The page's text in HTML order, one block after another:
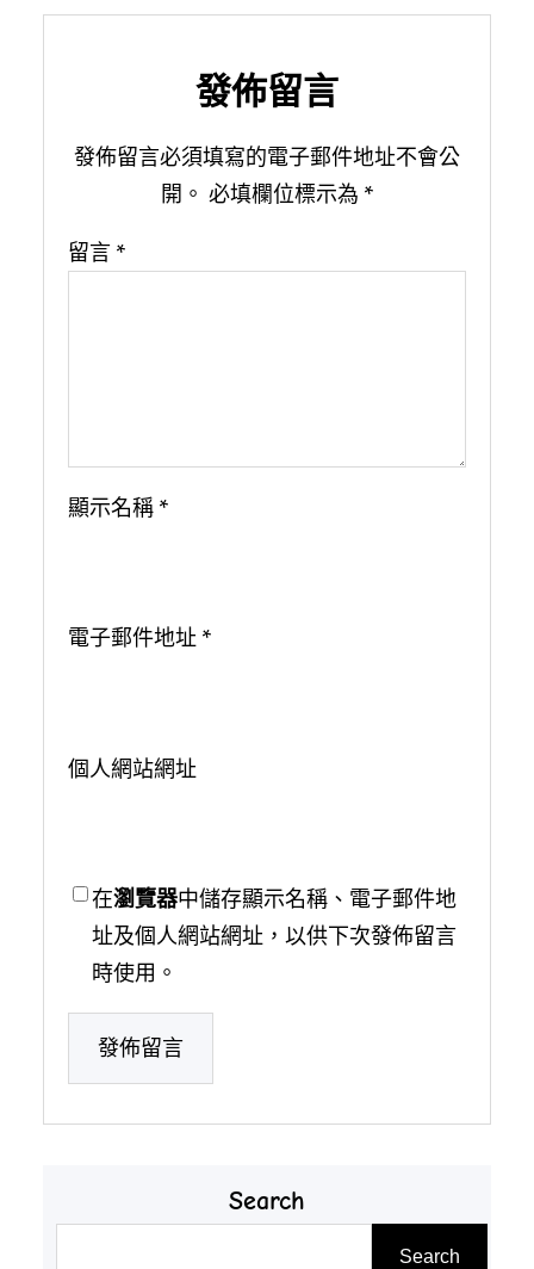
發佈留言
發佈留言必須填寫的電子郵件地址不會公
開。 必填欄位標示為 *
留言 *
顯示名稱 *
電子郵件地址 *
個人網站網址
在瀏覽器中儲存顯示名稱、電子郵件地
址及個人網站網址，以供下次發佈留言
時使用。
Search
Search